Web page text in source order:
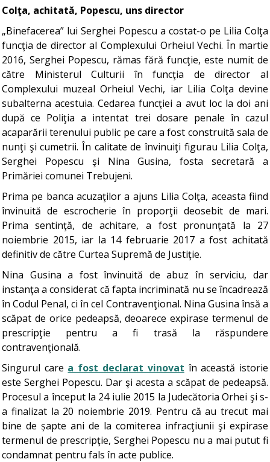
Colţa, achitată, Popescu, uns director
„Binefacerea” lui Serghei Popescu a costat-o pe Lilia Colţa
funcţia de director al Complexului Orheiul Vechi. În martie
2016, Serghei Popescu, rămas fără funcţie, este numit de
către Ministerul Culturii în funcţia de director al
Complexului muzeal Orheiul Vechi, iar Lilia Colţa devine
subalterna acestuia. Cedarea funcţiei a avut loc la doi ani
după ce Poliţia a intentat trei dosare penale în cazul
acaparării terenului public pe care a fost construită sala de
nunţi şi cumetrii. În calitate de învinuiţi figurau Lilia Colţa,
Serghei Popescu şi Nina Gusina, fosta secretară a
Primăriei comunei Trebujeni.
Prima pe banca acuzaţilor a ajuns Lilia Colţa, aceasta fiind
învinuită de escrocherie în proporţii deosebit de mari.
Prima sentinţă, de achitare, a fost pronunţată la 27
noiembrie 2015, iar la 14 februarie 2017 a fost achitată
definitiv de către Curtea Supremă de Justiţie.
Nina Gusina a fost învinuită de abuz în serviciu, dar
instanţa a considerat că fapta incriminată nu se încadrează
în Codul Penal, ci în cel Contravenţional. Nina Gusina însă a
scăpat de orice pedeapsă, deoarece expirase termenul de
prescripţie pentru a fi trasă la răspundere
contravenţională.
Singurul care a fost declarat vinovat în această istorie
este Serghei Popescu. Dar şi acesta a scăpat de pedeapsă.
Procesul a început la 24 iulie 2015 la Judecătoria Orhei şi s-
a finalizat la 20 noiembrie 2019. Pentru că au trecut mai
bine de șapte ani de la comiterea infracţiunii şi expirase
termenul de prescripţie, Serghei Popescu nu a mai putut fi
condamnat pentru fals în acte publice.